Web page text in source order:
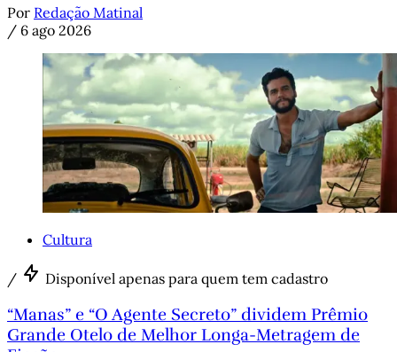
Por Redação Matinal
/ 6 ago 2026
Cultura
/ Disponível apenas para quem tem cadastro
“Manas” e “O Agente Secreto” dividem Prêmio
Grande Otelo de Melhor Longa-Metragem de